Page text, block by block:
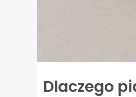
Dlaczego